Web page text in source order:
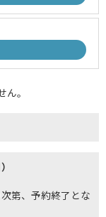
。
第、予約終了とな